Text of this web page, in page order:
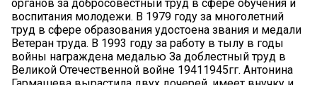
органов за добросовестный труд в сфере обучения и
воспитания молодежи. В 1979 году за многолетний
труд в сфере образования удостоена звания и медали
Ветеран труда. В 1993 году за работу в тылу в годы
войны награждена медалью За доблестный труд в
Великой Отечественной войне 19411945гг. Антонина